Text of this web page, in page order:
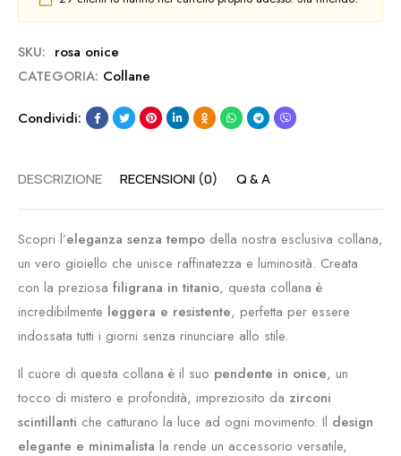
SKU: rosa onice
CATEGORIA: Collane
Condividi:
DESCRIZIONE RECENSIONI (0) Q & A
Scopri l’eleganza senza tempo della nostra esclusiva collana,
un vero gioiello che unisce raffinatezza e luminosità. Creata
con la preziosa filigrana in titanio, questa collana è
incredibilmente leggera e resistente, perfetta per essere
indossata tutti i giorni senza rinunciare allo stile.
Il cuore di questa collana è il suo pendente in onice, un
tocco di mistero e profondità, impreziosito da zirconi
scintillanti che catturano la luce ad ogni movimento. Il design
elegante e minimalista la rende un accessorio versatile,